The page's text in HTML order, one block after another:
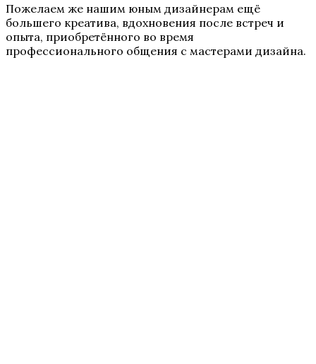
Пожелаем же нашим юным дизайнерам ещё
большего креатива, вдохновения после встреч и
опыта, приобретённого во время
профессионального общения с мастерами дизайна.